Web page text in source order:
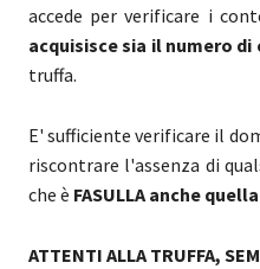
accede per verificare i
acquisisce sia il numero
truffa.
E' sufficiente verificare il
riscontrare l'assenza di
che è FASULLA anche
ATTENTI ALLA TRUFFA,